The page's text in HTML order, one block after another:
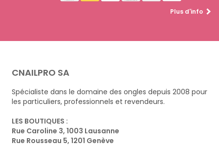
Plus d'info
CNAILPRO SA
Spécialiste dans le domaine des ongles depuis 2008 pour
les particuliers, professionnels et revendeurs.
LES BOUTIQUES :
Rue Caroline 3, 1003 Lausanne
Rue Rousseau 5, 1201 Genève